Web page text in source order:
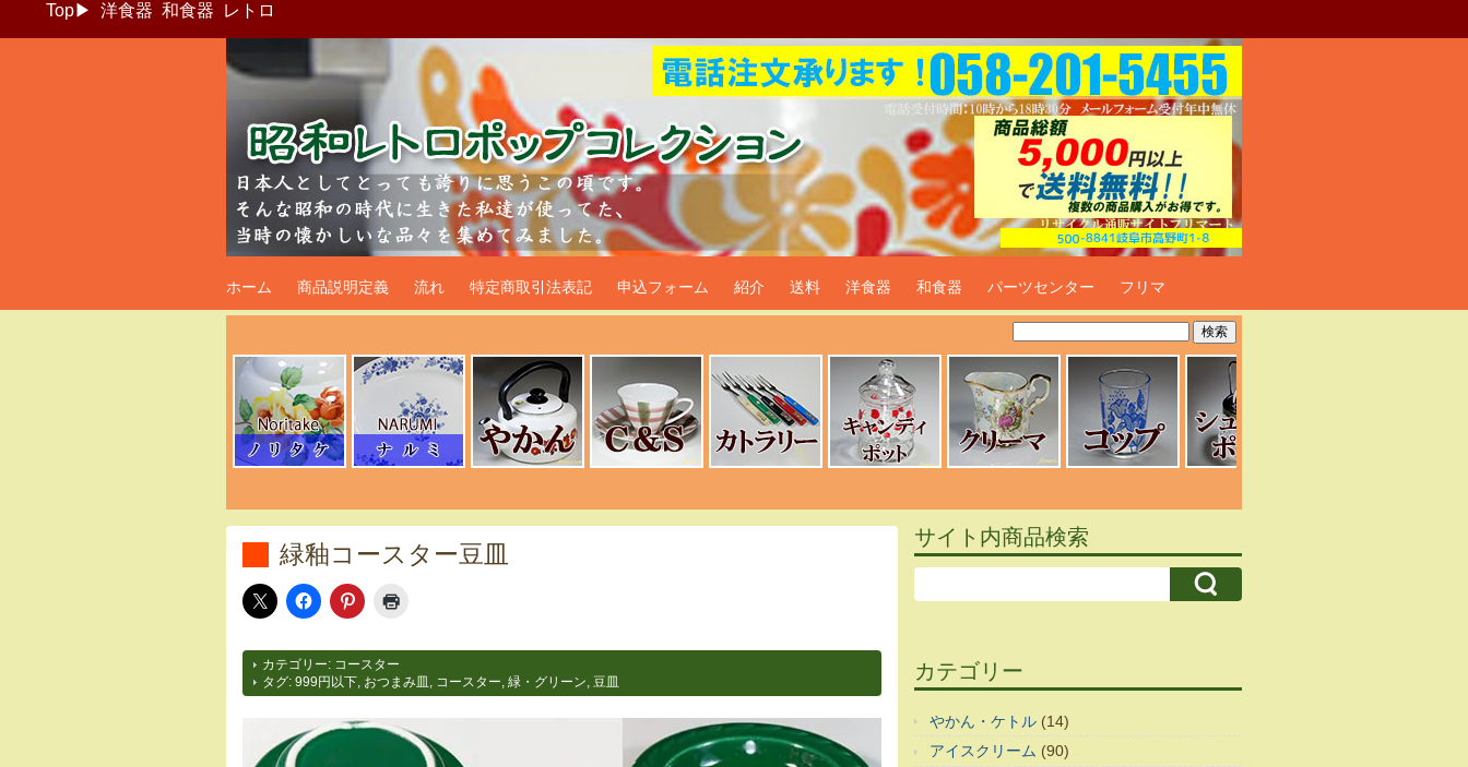
Top▶ 洋食器 和食器 レトロ
昭和レトロポップ食器生活雑貨通販＠フリマート
ホーム 商品説明定義 流れ 特定商取引法表記 申込フォーム 紹介 送料 洋食器 和食器 パーツセンター フリマ
緑釉コースター豆皿
カテゴリー: コースター
タグ: 999円以下 おつまみ皿 コースター 緑・グリーン 豆皿
サイト内商品検索
カテゴリー
やかん・ケトル (14)
アイスクリーム (90)